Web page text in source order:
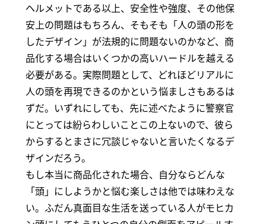
ヘルメットである以上、安全性や強度、その他保
安上の問題はもちろん、そもそも「人の頭の形を
したデザイン」が法規的に問題ないのかなど、商
品化する場合はいくつかの高いハードルを越える
必要がある。実際問題として、どれほどリアルに
人の頭を再現できるのかという悩ましさもあるは
ずだ。いずれにしても、先に述べたように警察官
にとっては紛らわしいことこの上ないので、彼ら
からするとまさに冗談じゃないと言いたくなるデ
ザインだろう。
もし本当に商品化された場合、自分ならどんな
「頭」にしようかと悩む楽しさは他では味わえな
い。ふだん真面目な生活を送っている人がモヒカ